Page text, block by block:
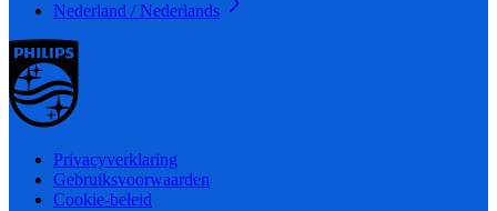
Nederland / Nederlands
Privacyverklaring
Gebruiksvoorwaarden
Cookie-beleid